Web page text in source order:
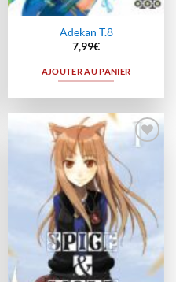
Adekan T.8
7,99€
AJOUTER AU PANIER
wishlist